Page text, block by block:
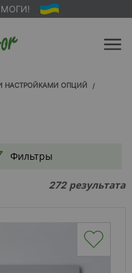
Вход |
О
Доставка
НАСТРОЙКАМИ ОПЦИЙ
Фильтры
272результата